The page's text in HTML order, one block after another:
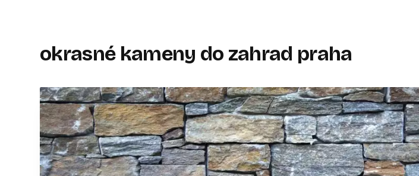
okrasné kameny do zahrad praha